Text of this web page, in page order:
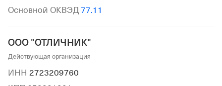
Основной ОКВЭД 77.11
ООО "ОТЛИЧНИК"
Действующая организация
ИНН 2723209760